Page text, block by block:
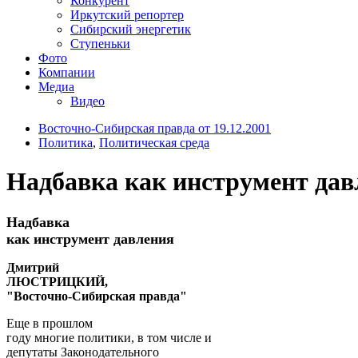
Иркутский репортер
Сибирский энергетик
Ступеньки
Фото
Компании
Медиа
Видео
Восточно-Сибирская правда от 19.12.2001
Политика, Политическая среда
Надбавка как инструмент
Надбавка
как инструмент давления
Дмитрий
ЛЮСТРИЦКИЙ,
"Восточно-Сибирская правда"
Еще в прошлом
году многие политики, в том числе и
депутаты Законодательного